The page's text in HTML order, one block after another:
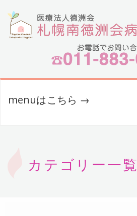
menuはこちら →
カテゴリー一覧